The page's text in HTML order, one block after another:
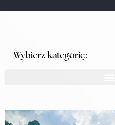
Wybierz kategorię: